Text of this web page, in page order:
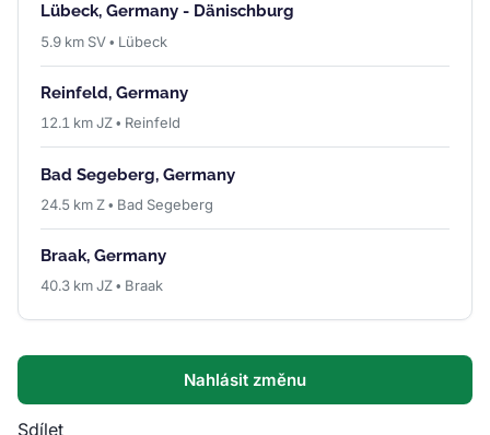
Lübeck, Germany - Dänischburg
5.9 km SV • Lübeck
Reinfeld, Germany
12.1 km JZ • Reinfeld
Bad Segeberg, Germany
24.5 km Z • Bad Segeberg
Braak, Germany
40.3 km JZ • Braak
Nahlásit změnu
Sdílet